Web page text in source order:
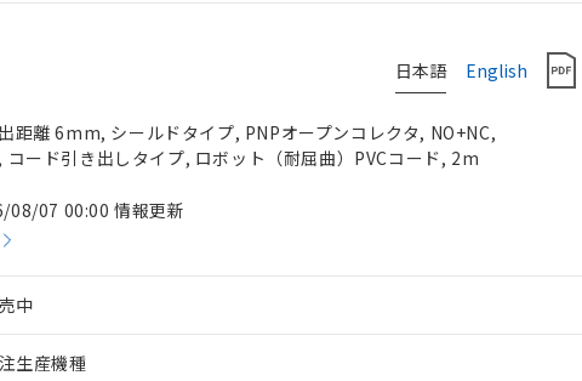
日本語 English
距離 6mm, シールドタイプ, PNPオープンコレクタ, NO+NC,
ード引き出しタイプ, ロボット（耐屈曲）PVCコード, 2m
08/07 00:00 情報更新
中
生産機種